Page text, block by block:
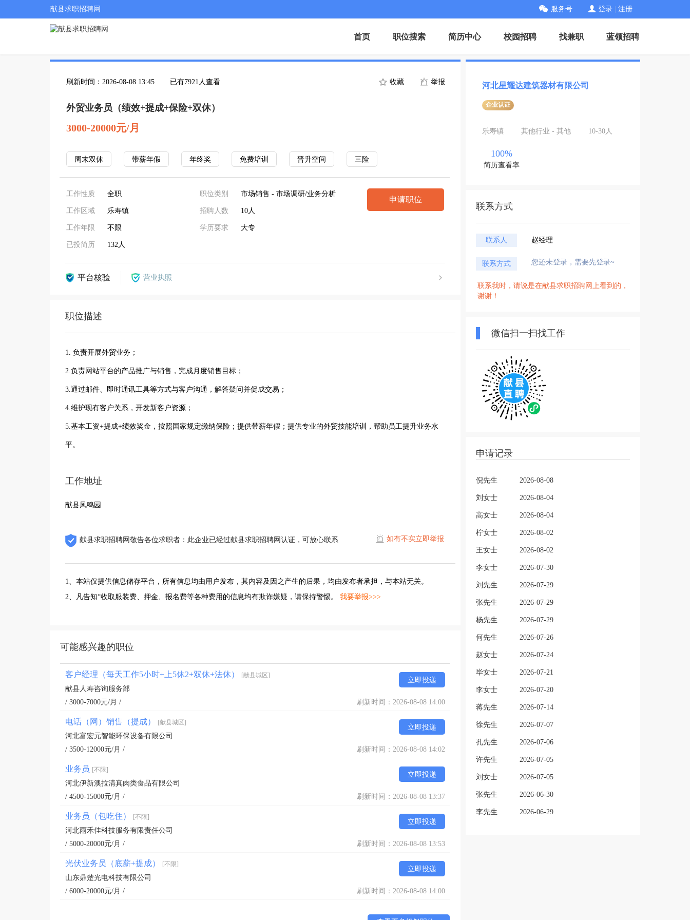
献县求职招聘网 服务号 登录 注册
首页 职位搜索 简历中心 校园招聘 找兼职 蓝领招聘
刷新时间：2026-08-08 13:45 已有7921人查看 收藏 举报
外贸业务员（绩效+提成+保险+双休）
3000-20000元/月
周末双休 带薪年假 年终奖 免费培训 晋升空间 三险
工作性质 全职
工作区域 乐寿镇
工作年限 不限
已投简历 132人
职位类别 市场销售 - 市场调研/业务分析
招聘人数 10人
学历要求 大专
申请职位
平台核验 营业执照
职位描述
1. 负责开展外贸业务；
2.负责网站平台的产品推广与销售，完成月度销售目标；
3.通过邮件、即时通讯工具等方式与客户沟通，解答疑问并促成交易；
4.维护现有客户关系，开发新客户资源；
5.基本工资+提成+绩效奖金，按照国家规定缴纳保险；提供带薪年假；提供专业的外贸技能培训，帮助员工提升业务水
平。
工作地址
献县凤鸣园
献县求职招聘网敬告各位求职者：此企业已经过献县求职招聘网认证，可放心联系 如有不实立即举报
1、本站仅提供信息储存平台，所有信息均由用户发布，其内容及因之产生的后果，均由发布者承担，与本站无关。
2、凡告知“收取服装费、押金、报名费等各种费用的信息均有欺诈嫌疑，请保持警惕。 我要举报>>>
可能感兴趣的职位
客户经理（每天工作5小时+上5休2+双休+法休） [献县城区]
立即投递
献县人寿咨询服务部
/ 3000-7000元/月 /
刷新时间：2026-08-08 14:00
电话（网）销售（提成） [献县城区]
立即投递
河北富宏元智能环保设备有限公司
/ 3500-12000元/月 /
刷新时间：2026-08-08 14:02
业务员 [不限]
立即投递
河北伊新澳拉清真肉类食品有限公司
/ 4500-15000元/月 /
刷新时间：2026-08-08 13:37
业务员（包吃住） [不限]
立即投递
河北雨禾佳科技服务有限责任公司
/ 5000-20000元/月 /
刷新时间：2026-08-08 13:53
光伏业务员（底薪+提成） [不限]
立即投递
山东鼎楚光电科技有限公司
/ 6000-20000元/月 /
刷新时间：2026-08-08 14:00
河北星耀达建筑器材有限公司
企业认证
乐寿镇 其他行业 - 其他 10-30人
100%
简历查看率
联系方式
联系人 赵经理
联系方式 您还未登录，需要先登录~
联系我时，请说是在献县求职招聘网上看到的，
谢谢！
微信扫一扫找工作
申请记录
倪先生 2026-08-08
刘女士 2026-08-04
高女士 2026-08-04
柠女士 2026-08-02
王女士 2026-08-02
李女士 2026-07-30
刘先生 2026-07-29
张先生 2026-07-29
杨先生 2026-07-29
何先生 2026-07-26
赵女士 2026-07-24
毕女士 2026-07-21
李女士 2026-07-20
蒋先生 2026-07-14
徐先生 2026-07-07
孔先生 2026-07-06
许先生 2026-07-05
刘女士 2026-07-05
张先生 2026-06-30
李先生 2026-06-29